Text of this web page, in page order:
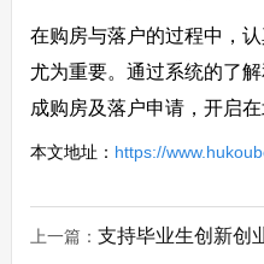
在购房与落户的过程中，
尤为重要。通过系统的了
成购房及落户申请，开启在
本文地址： https://
上一篇： 支持毕业生创新创